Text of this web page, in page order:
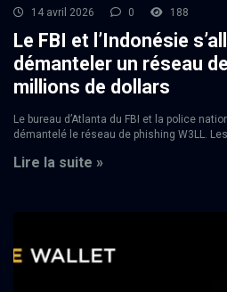
14 avril 2026 0 188
Le FBI et l’Indonésie
démanteler un réseau
millions de dollars
Le bureau d’Atlanta du FBI et la police
démantelé le réseau de phishing W3LL.
Lire la suite »